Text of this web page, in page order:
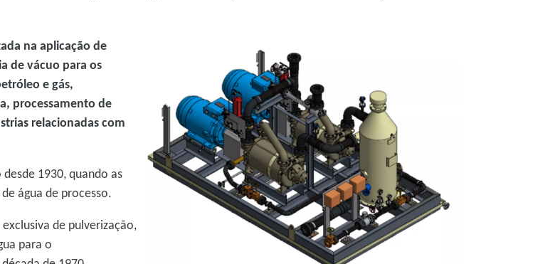
na aplicação de
de vácuo para os
e gás,
processamento de
relacionadas com
1930, quando as
água de processo.
de pulverização,
para o